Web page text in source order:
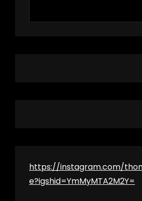
https://instagram.com/
e?igshid=YmMyMTA2M2Y=